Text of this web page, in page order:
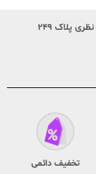
تخفیف دائمی